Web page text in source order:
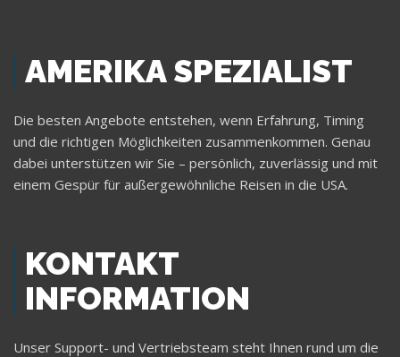
AMERIKA SPEZIALIST
Die besten Angebote entstehen, wenn Erfahrung, Timing
und die richtigen Möglichkeiten zusammenkommen. Genau
dabei unterstützen wir Sie – persönlich, zuverlässig und mit
einem Gespür für außergewöhnliche Reisen in die USA.
KONTAKT
INFORMATION
Unser Support- und Vertriebsteam steht Ihnen rund um die